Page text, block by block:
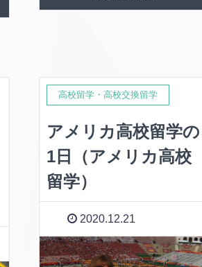
高校留学・高校交換留学
アメリカ高校留学の
1日（アメリカ高校
留学）
2020.12.21